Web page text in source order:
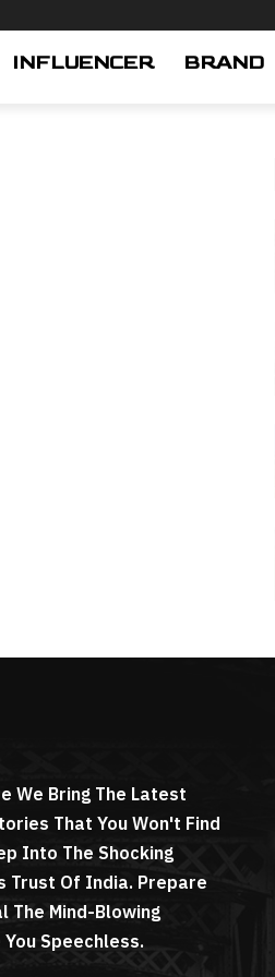
INFLUENCER BRAND
We Bring The Latest
That You Won't Find
Into The Shocking
Trust Of India. Prepare
The Mind-Blowing
Speechless.